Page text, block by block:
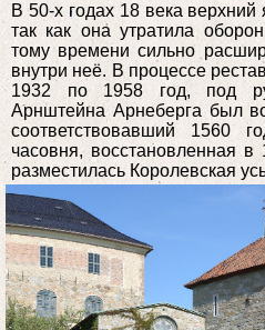
В 50-х годах 18 века
так как она утратила
тому времени сильно
внутри неё. В процессе
1932 по 1958 год, под
Арнштейна Арнеберга был
соответствовавший 1560
часовня, восстановленная в
разместилась Королевская